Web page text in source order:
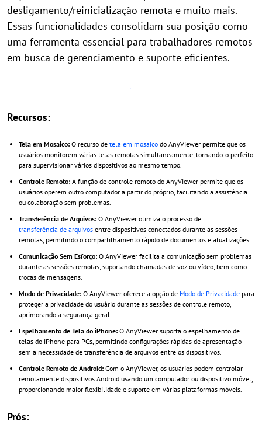
desligamento/reinicialização remota e muito mais.
Essas funcionalidades consolidam sua posição como
uma ferramenta essencial para trabalhadores remotos
em busca de gerenciamento e suporte eficientes.
Recursos:
Tela em Mosaico: O recurso de tela em mosaico do AnyViewer permite que os
usuários monitorem várias telas remotas simultaneamente, tornando-o perfeito
para supervisionar vários dispositivos ao mesmo tempo.
Controle Remoto: A função de controle remoto do AnyViewer permite que os
usuários operem outro computador a partir do próprio, facilitando a assistência
ou colaboração sem problemas.
Transferência de Arquivos: O AnyViewer otimiza o processo de
transferência de arquivos entre dispositivos conectados durante as sessões
remotas, permitindo o compartilhamento rápido de documentos e atualizações.
Comunicação Sem Esforço: O AnyViewer facilita a comunicação sem problemas
durante as sessões remotas, suportando chamadas de voz ou vídeo, bem como
trocas de mensagens.
Modo de Privacidade: O AnyViewer oferece a opção de Modo de Privacidade para
proteger a privacidade do usuário durante as sessões de controle remoto,
aprimorando a segurança geral.
Espelhamento de Tela do iPhone: O AnyViewer suporta o espelhamento de
telas do iPhone para PCs, permitindo configurações rápidas de apresentação
sem a necessidade de transferência de arquivos entre os dispositivos.
Controle Remoto de Android: Com o AnyViewer, os usuários podem controlar
remotamente dispositivos Android usando um computador ou dispositivo móvel,
proporcionando maior flexibilidade e suporte em várias plataformas móveis.
Prós: